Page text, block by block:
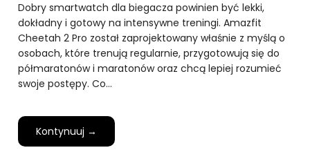
Dobry smartwatch dla biegacza powinien być lekki,
dokładny i gotowy na intensywne treningi. Amazfit
Cheetah 2 Pro został zaprojektowany właśnie z myślą o
osobach, które trenują regularnie, przygotowują się do
półmaratonów i maratonów oraz chcą lepiej rozumieć
swoje postępy. Co…
Kontynuuj →